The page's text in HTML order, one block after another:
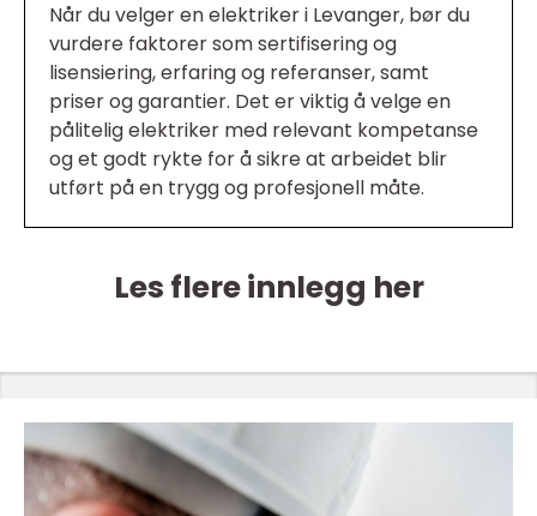
Når du velger en elektriker i Levanger, bør du
vurdere faktorer som sertifisering og
lisensiering, erfaring og referanser, samt
priser og garantier. Det er viktig å velge en
pålitelig elektriker med relevant kompetanse
og et godt rykte for å sikre at arbeidet blir
utført på en trygg og profesjonell måte.
Les flere innlegg her